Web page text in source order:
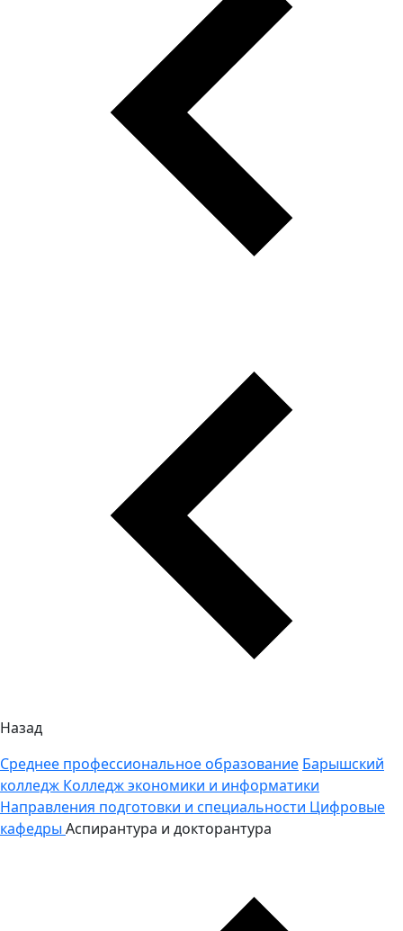
Назад
Среднее профессиональное образование Барышский
колледж Колледж экономики и информатики
Направления подготовки и специальности Цифровые
кафедры Аспирантура и докторантура